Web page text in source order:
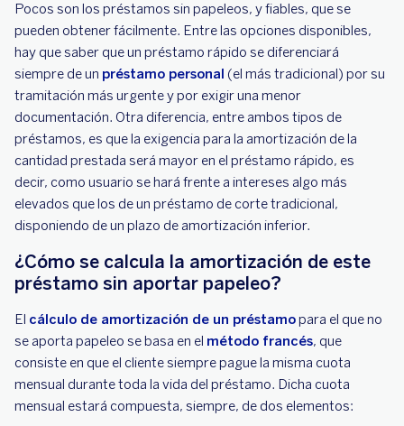
Pocos son los préstamos sin papeleos, y fiables, que se
pueden obtener fácilmente. Entre las opciones disponibles,
hay que saber que un préstamo rápido se diferenciará
siempre de un préstamo personal (el más tradicional) por su
tramitación más urgente y por exigir una menor
documentación. Otra diferencia, entre ambos tipos de
préstamos, es que la exigencia para la amortización de la
cantidad prestada será mayor en el préstamo rápido, es
decir, como usuario se hará frente a intereses algo más
elevados que los de un préstamo de corte tradicional,
disponiendo de un plazo de amortización inferior.
¿Cómo se calcula la amortización de este
préstamo sin aportar papeleo?
El cálculo de amortización de un préstamopara el que no
se aporta papeleo se basa en el método francés, que
consiste en que el cliente siempre pague la misma cuota
mensual durante toda la vida del préstamo. Dicha cuota
mensual estará compuesta, siempre, de dos elementos: